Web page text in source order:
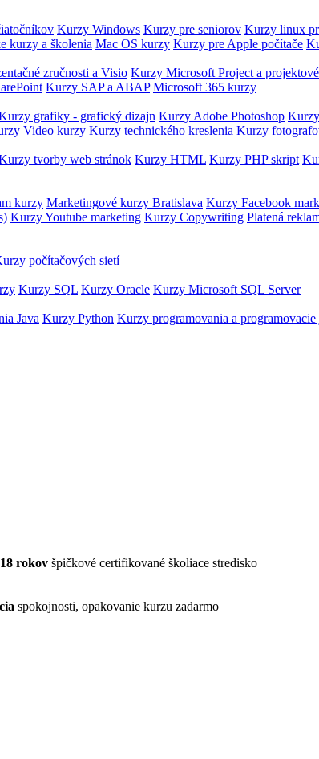
Kurzy Windows Kurzy pre seniorov Kurzy linux
kurzy a školenia Mac OS kurzy Kurzy pre Apple počítače
zručnosti a Visio Kurzy Microsoft Project a
Kurzy SAP a ABAP Microsoft 365 kurzy
grafiky - grafický dizajn Kurzy Adobe Photoshop
Video kurzy Kurzy technického kreslenia Kurzy
tvorby web stránok Kurzy HTML Kurzy PHP skript
kurzy Marketingové kurzy Bratislava Kurzy Facebook
Kurzy Youtube marketing Kurzy Copywriting Platená
počítačových sietí
Kurzy SQL Kurzy Oracle Kurzy Microsoft SQL Server
Java Kurzy Python Kurzy programovania a
rokov špičkové certifikované školiace stredisko
spokojnosti, opakovanie kurzu zadarmo